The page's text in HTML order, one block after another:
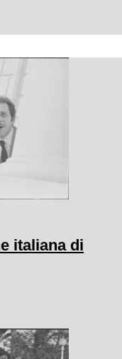
italiana di